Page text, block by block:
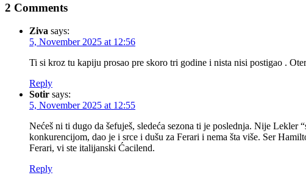
2 Comments
Ziva says:
5, November 2025 at 12:56
Ti si kroz tu kapiju prosao pre skoro tri godine i nista nisi postigao .
Reply
Sotir says:
5, November 2025 at 12:55
Nećeš ni ti dugo da šefuješ, sledeća sezona ti je poslednja. Nije
konkurencijom, dao je i srce i dušu za Ferari i nema šta više. Ser
Ferari, vi ste italijanski Ćacilend.
Reply